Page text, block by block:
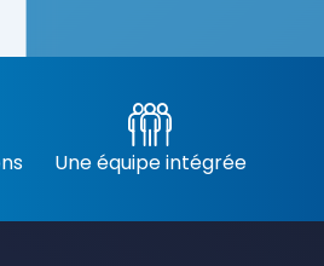
Une équipe intégrée